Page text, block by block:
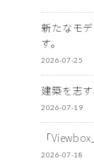
新たなモ
す。
2026-07-25
建築を志
2026-07-19
「
2026-07-18